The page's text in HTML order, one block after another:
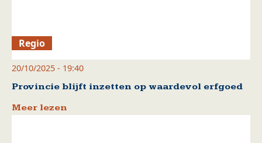
Regio
20/10/2025 - 19:40
Provincie blijft inzetten op waardevol erfgoed
Meer lezen